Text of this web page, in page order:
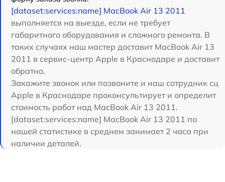
[dataset:services:name] MacBook Air 13 2011
выполняется на выезде, если не требует
габаритного оборудования и сложного ремонта. В
таких случаях наш мастер доставит MacBook Air 13
2011 в сервис-центр Apple в Краснодаре и доставит
обратно.
Закажите звонок или позвоните и наш сотрудник сц
Apple в Краснодаре проконсультирует и определит
стоимость работ над MacBook Air 13 2011.
[dataset:services:name] MacBook Air 13 2011 по
нашей статистике в среднем занимает 2 часа при
наличии деталей.